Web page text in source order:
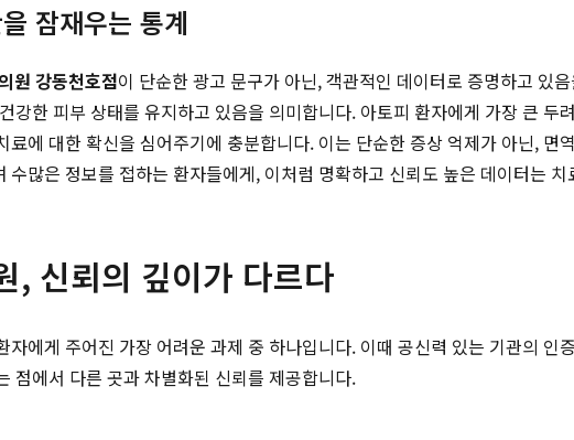
잠재우는 통계
원 강동천호점이 단순한 광고 문구가 아닌, 객관적인 데이터로 증명하고 있
강한 피부 상태를 유지하고 있음을 의미합니다. 아토피 환자에게 가장 큰
에 대한 확신을 심어주기에 충분합니다. 이는 단순한 증상 억제가 아닌,
수많은 정보를 접하는 환자들에게, 이처럼 명확하고 신뢰도 높은 데이터는
, 신뢰의 깊이가 다르다
에게 주어진 가장 어려운 과제 중 하나입니다. 이때 공신력 있는 기관의 인
점에서 다른 곳과 차별화된 신뢰를 제공합니다.